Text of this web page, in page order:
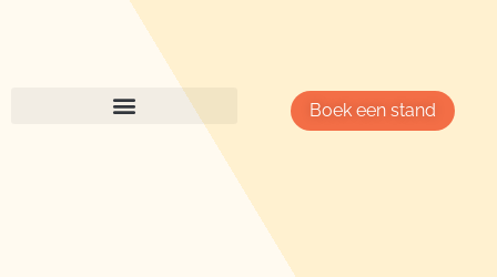
Boek een stand